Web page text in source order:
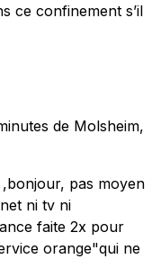
ce confinement s’il
de Molsheim,
,bonjour, pas moyen
ni tv ni
faite 2x pour
orange"qui ne